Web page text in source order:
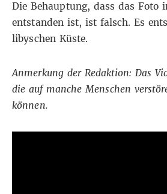
Die Behauptung, dass das Foto
entstanden ist, ist falsch. Es
libyschen Küste.
Anmerkung der Redaktion: Das
die auf manche Menschen
können.